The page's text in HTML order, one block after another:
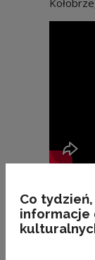
Co
informacje